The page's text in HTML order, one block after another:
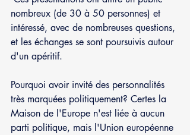
nombreux (de 30 à 50 personnes) et
intéressé, avec de nombreuses questions,
et les échanges se sont poursuivis autour
d'un apéritif.
Pourquoi avoir invité des personnalités
très marquées politiquement? Certes la
Maison de l'Europe n'est liée à aucun
parti politique, mais l'Union européenne